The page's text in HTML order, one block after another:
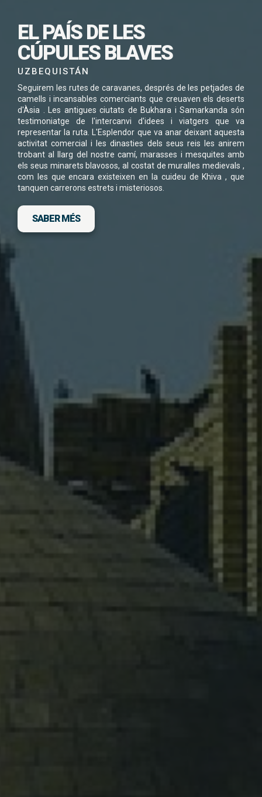
EL PAÍS DE LES
CÚPULES BLAVES
UZBEQUISTÁN
Seguirem les rutes de caravanes, després de les petjades de
camells i incansables comerciants que creuaven els deserts
d'Àsia . Les antigues ciutats de Bukhara i Samarkanda són
testimoniatge de l'intercanvi d'idees i viatgers que va
representar la ruta. L'Esplendor que va anar deixant aquesta
activitat comercial i les dinasties dels seus reis les anirem
trobant al llarg del nostre camí, marasses i mesquites amb
els seus minarets blavosos, al costat de muralles medievals ,
com les que encara existeixen en la cuideu de Khiva , que
tanquen carrerons estrets i misteriosos.
SABER MÉS
SUBSCRIU-TE PER
DESCARREGAR
AQUEST VIATGE EN
PDF
He llegit i accepto laPolítica de Privacitat *
DESCARGA FITXA DEL VIATGE